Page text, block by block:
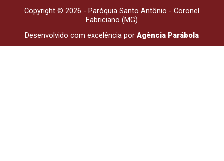
Copyright © 2026 - Paróquia Santo Antônio - Coronel
Fabriciano (MG)
Desenvolvido com excelência por Agência Parábola